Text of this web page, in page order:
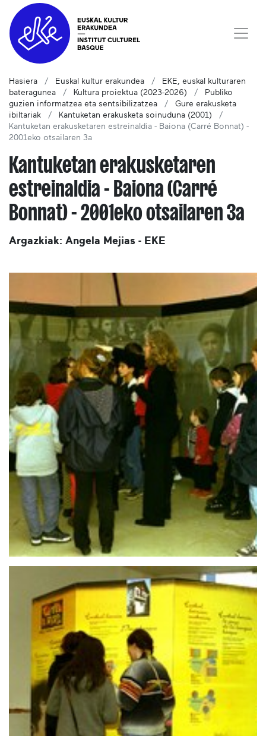
Hasiera Euskal kultur erakundea
EKE, euskal kulturaren
bateragunea
Kultura proiektua (2023-2026)
Publiko
guzien informatzea eta sentsibilizatzea
Gure erakusketa
ibiltariak
Kantuketan erakusketa soinuduna (2001)
Kantuketan erakusketaren estreinaldia - Baiona (Carré Bonnat) -
2001eko otsailaren 3a
Kantuketan erakusketaren
estreinaldia - Baiona (Carré
Bonnat) - 2001eko otsailaren 3a
Argazkiak: Angela Mejias - EKE